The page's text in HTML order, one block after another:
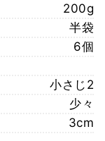
200g
半袋
6個
小さじ2
少々
3cm